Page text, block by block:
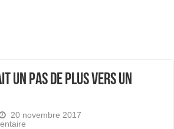
un pas de plus vers un
20 novembre 2017